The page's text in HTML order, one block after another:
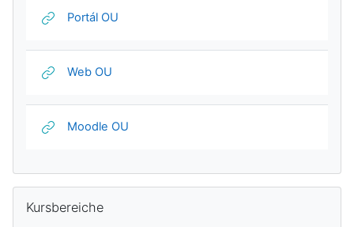
Portál OU
Web OU
Moodle OU
Kursbereiche